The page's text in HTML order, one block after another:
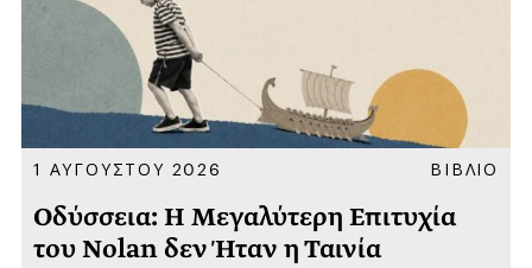
1 ΑΥΓΟΥΣΤΟΥ 2026 ΒΙΒΛΙΟ
Οδύσσεια: Η Μεγαλύτερη Επιτυχία
του Nolan δεν Ήταν η Ταινία